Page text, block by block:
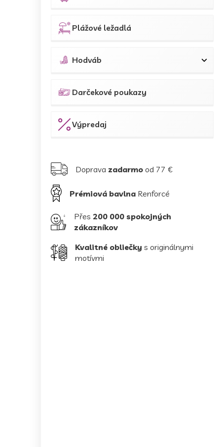
Plážové ležadlá
Hodváb
Darčekové poukazy
Výpredaj
Doprava zadarmo od 77 €
Prémiová bavlna Renforcé
Přes 200 000 spokojných
zákazníkov
Kvalitné obliečky s originálnymi
motívmi